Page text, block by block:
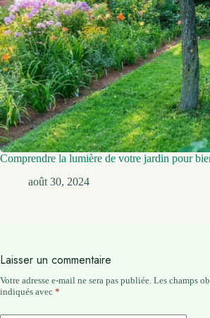
Comprendre la lumière de votre jardin pour
août 30, 2024
Laisser un commentaire
Votre adresse e-mail ne sera pas publiée. Les champs
indiqués avec *